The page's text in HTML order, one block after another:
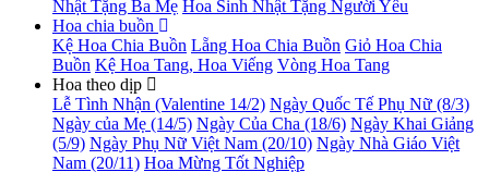
Nhật Tặng Ba Mẹ Hoa Sinh Nhật Tặng Người Yêu
Hoa chia buồn
Kệ Hoa Chia Buồn Lẵng Hoa Chia Buồn Giỏ Hoa Chia
Buồn Kệ Hoa Tang, Hoa Viếng Vòng Hoa Tang
Hoa theo dịp
Lễ Tình Nhận (Valentine 14/2) Ngày Quốc Tế Phụ Nữ (8/3)
Ngày của Mẹ (14/5) Ngày Của Cha (18/6) Ngày Khai Giảng
(5/9) Ngày Phụ Nữ Việt Nam (20/10) Ngày Nhà Giáo Việt
Nam (20/11) Hoa Mừng Tốt Nghiệp